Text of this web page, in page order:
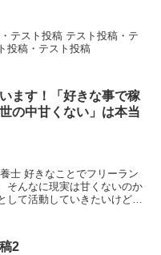
投稿・テスト投稿
ます！「好きな事で稼
の中甘くない」は本当
そんなに現実は甘くないのか
して活動していきたいけど、
2